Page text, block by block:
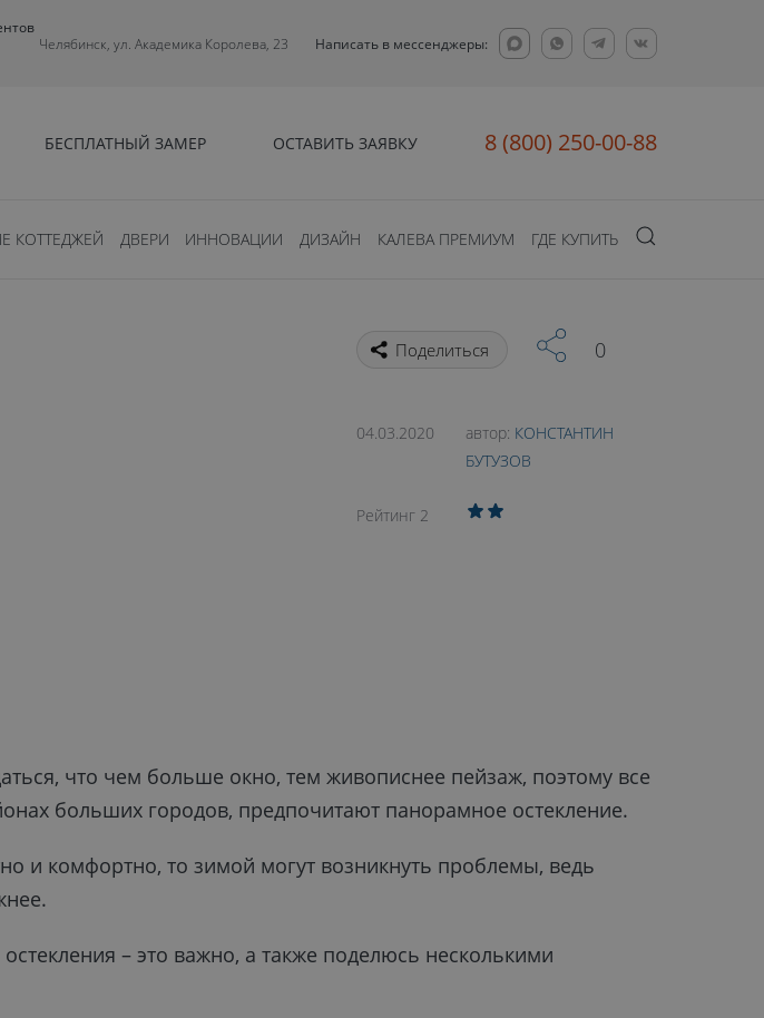
Челябинск, ул. Академика Королева, 23 Написать в мессенджеры:
БЕСПЛАТНЫЙ ЗАМЕР ОСТАВИТЬ ЗАЯВКУ 8 (800) 250-00-88
КОТТЕДЖЕЙ ДВЕРИ ИННОВАЦИИ ДИЗАЙН КАЛЕВА ПРЕМИУМ ГДЕ КУПИТЬ
Поделиться 0
04.03.2020 автор: КОНСТАНТИН
БУТУЗОВ
Рейтинг 2
что чем больше окно, тем живописнее пейзаж, поэтому все
больших городов, предпочитают панорамное остекление.
и комфортно, то зимой могут возникнуть проблемы, ведь
– это важно, а также поделюсь несколькими